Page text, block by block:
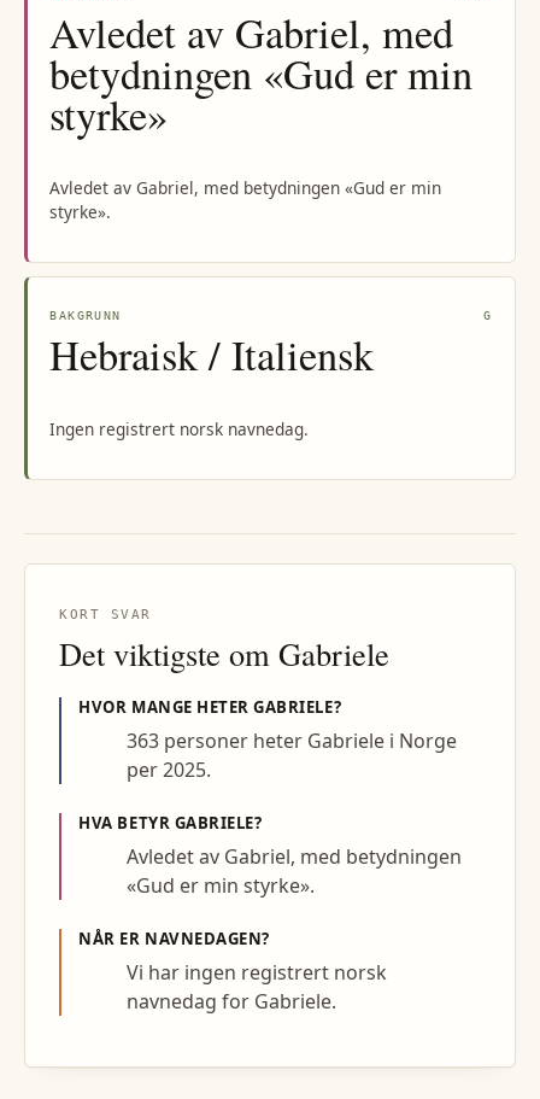
Avledet av Gabriel, med
betydningen «Gud er min
styrke»
Avledet av Gabriel, med betydningen «Gud er min
styrke».
BAKGRUNN G
Hebraisk / Italiensk
Ingen registrert norsk navnedag.
KORT SVAR
Det viktigste om Gabriele
HVOR MANGE HETERGABRIELE?
363 personer heter Gabriele i Norge
per 2025.
HVA BETYR GABRIELE?
Avledet av Gabriel, med betydningen
«Gud er min styrke».
NÅR ER NAVNEDAGEN?
Vi har ingen registrert norsk
navnedag for Gabriele.